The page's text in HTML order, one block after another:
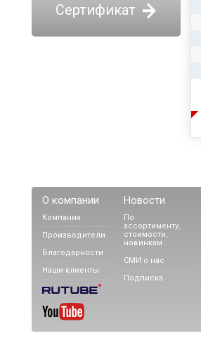
Сертификат
О компании
Компания
Производители
Благодарности
Наши клиенты
Новости
По
ассортименту,
стоимости,
новинкам
СМИ о нас
Подписка